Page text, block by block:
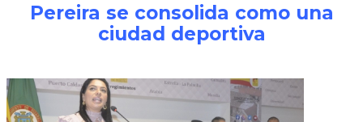
Pereira se consolida como una
ciudad deportiva